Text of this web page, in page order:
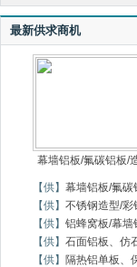
最新供求商机
幕墙铝板/氟碳铝板/
【供】 幕墙铝板/氟碳
【供】 不锈钢造型/彩
【供】 铝蜂窝板/幕墙
【供】 石面铝板、仿
【供】 隔热铝单板、